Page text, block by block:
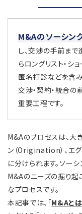
M&Aのソーシン
し、交渉の手前ま
らロングリスト・シ
匿名打診などを含
交渉・契約・統合の
重要工程です。
M&Aのプロセスは、大
ン（Origination）、エ
に分けられます。ソー
M&Aのニーズの掘り
なプロセスです。
本記事では、「M&Aとは